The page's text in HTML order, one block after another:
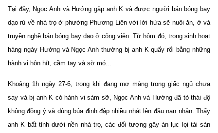
Tại đây, Ngọc Anh và Hướng gặp anh K và được người bán bóng bay
dạo rủ về nhà trọ ở phường Phương Liên với lời hứa sẽ nuôi ăn, ở và
truyền nghề bán bóng bay dạo ở công viên. Từ hôm đó, trong sinh hoạt
hàng ngày Hướng và Ngọc Anh thường bị anh K quấy rối bằng những
hành vi hôn hít, cầm tay và sờ mó...
Khoảng 1h ngày 27-6, trong khi đang mơ màng trong giấc ngủ chưa
say và bị anh K có hành vi sàm sỡ, Ngọc Anh và Hướng đã tỏ thái độ
không đồng ý và dùng búa đinh đập nhiều nhát lên đầu nạn nhân. Thấy
anh K bất tỉnh dưới nền nhà trọ, các đối tượng gây án lục lọi tài sản